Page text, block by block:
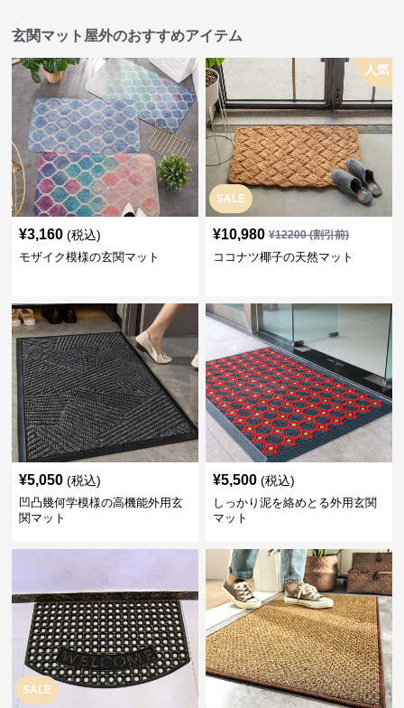
玄関マット屋外のおすすめアイテム
¥3,160 (税込)
モザイク模様の玄関マット
SALE
人気
¥10,980 ¥12200(割引前)
ココナツ椰子の天然マット
¥5,050 (税込)
凹凸幾何学模様の高機能外用玄
関マット
¥5,500 (税込)
しっかり泥を絡めとる外用玄関
マット
SALE